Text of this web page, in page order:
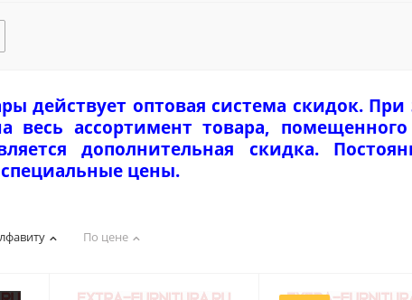
действует оптовая система скидок. При
весь ассортимент товара,
дополнительная скидка.
цены.
По цене